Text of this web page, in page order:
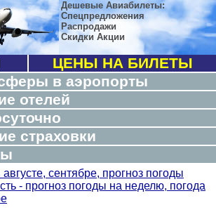
Дешевые Авиабилеты:
Спецпредложения
Распродажи
Скидки Акции
ЦЕНЫ НА БИЛЕТЫ
в аэропорты
отелей
страховки
сентябре, прогноз погоды
- прогноз погоды на неделю, погода